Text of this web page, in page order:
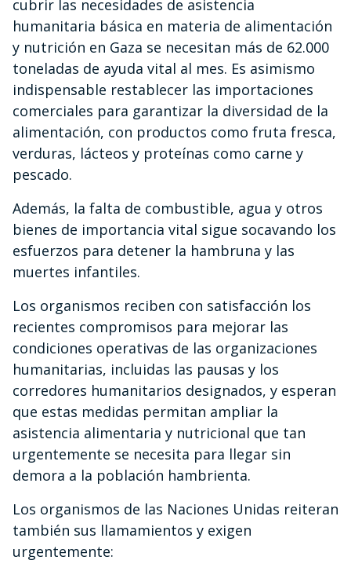
cubrir las necesidades de asistencia
humanitaria básica en materia de alimentación
y nutrición en Gaza se necesitan más de 62.000
toneladas de ayuda vital al mes. Es asimismo
indispensable restablecer las importaciones
comerciales para garantizar la diversidad de la
alimentación, con productos como fruta fresca,
verduras, lácteos y proteínas como carne y
pescado.
Además, la falta de combustible, agua y otros
bienes de importancia vital sigue socavando los
esfuerzos para detener la hambruna y las
muertes infantiles.
Los organismos reciben con satisfacción los
recientes compromisos para mejorar las
condiciones operativas de las organizaciones
humanitarias, incluidas las pausas y los
corredores humanitarios designados, y esperan
que estas medidas permitan ampliar la
asistencia alimentaria y nutricional que tan
urgentemente se necesita para llegar sin
demora a la población hambrienta.
Los organismos de las Naciones Unidas reiteran
también sus llamamientos y exigen
urgentemente: